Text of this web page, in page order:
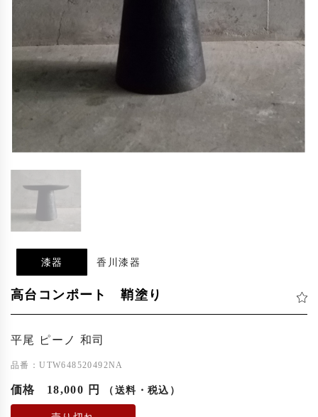
漆器 香川漆器
高台コンポート 鞘塗り
平尾 ピーノ 和司
品番：UTW648520492NA
価格 18,000 円 （送料・税込）